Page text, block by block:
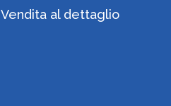
Vendita al dettaglio